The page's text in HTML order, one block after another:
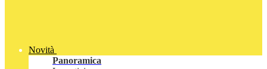
Novità
Panoramica